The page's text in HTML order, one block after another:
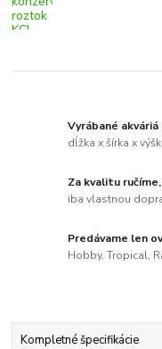
Vyrábané
dĺžka x šírka x
Za kvalitu
iba vlastnou
Predávame len
Hobby, Tropical,
Kompletné špecifikácie